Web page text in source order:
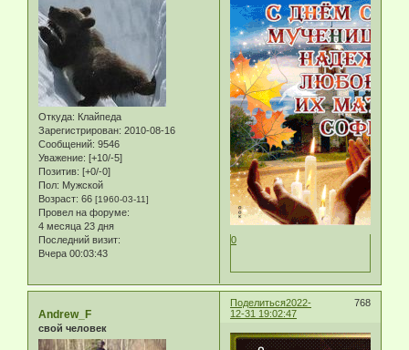
Откуда: Клайпеда
Зарегистрирован: 2010-08-16
Сообщений: 9546
Уважение: [+10/-5]
Позитив: [+0/-0]
Пол: Мужской
Возраст: 66 [1960-03-11]
Провел на форуме:
4 месяца 23 дня
Последний визит:
Вчера 00:03:43
0
Поделиться 768
2022-
12-31 19:02:47
Andrew_F
свой человек